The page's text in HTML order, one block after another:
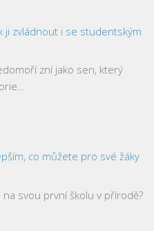
ji zvládnout i se studentským
zní jako sen, který
co můžete pro své žáky
svou první školu v přírodě?